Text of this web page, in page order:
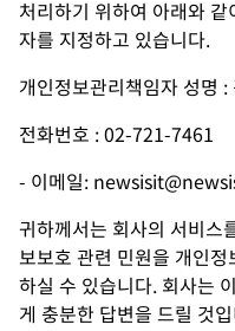
처리하기 위하여 아래와
자를 지정하고 있습니다.
개인정보관리책임자 성명 :
전화번호 : 02-721-7461
- 이메일:
귀하께서는 회사의 서비스
보보호 관련 민원을 개인
하실 수 있습니다. 회사는
게 충분한 답변을 드릴 것